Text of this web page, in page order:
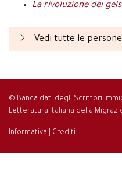
La rivoluzione dei
Vedi tutte le persone
© Banca dati degli Scrittori
Letteratura Italiana della
Informativa Crediti